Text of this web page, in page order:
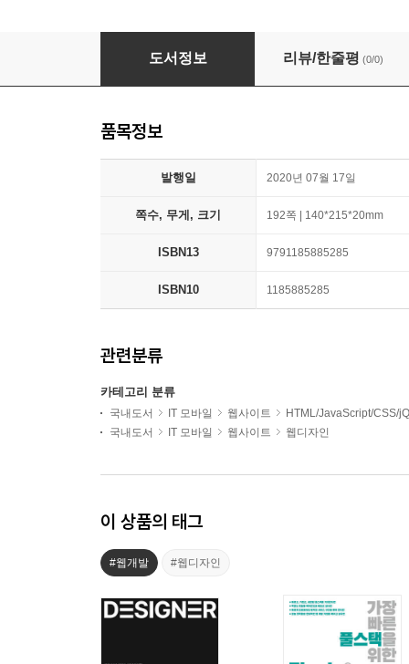
반응형 디자인 패턴과 원리
도서정보 리뷰/한줄평 (0/0)
품목정보
발행일 2020년 07월 17일
쪽수, 무게, 크기 192쪽 | 140*215*20mm
ISBN13 9791185885285
ISBN10 1185885285
관련분류
카테고리 분류
국내도서 IT 모바일 웹사이트
HTML/JavaScript/CSS/
국내도서
IT 모바일 웹사이트 웹디자인
이 상품의 태그
#웹개발 #웹디자인